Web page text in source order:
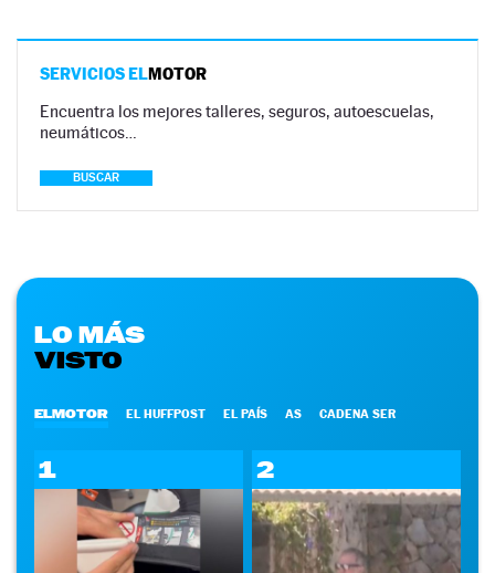
SERVICIOS ELMOTOR
Encuentra los mejores talleres, seguros, autoescuelas,
neumáticos…
BUSCAR
LO MÁS
VISTO
ELMOTOR EL HUFFPOST EL PAÍS AS CADENA SER
1 2